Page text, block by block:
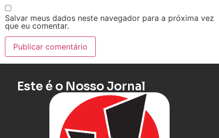
Salvar meus dados neste navegador para a próxima vez
que eu comentar.
Este é o Nosso Jornal